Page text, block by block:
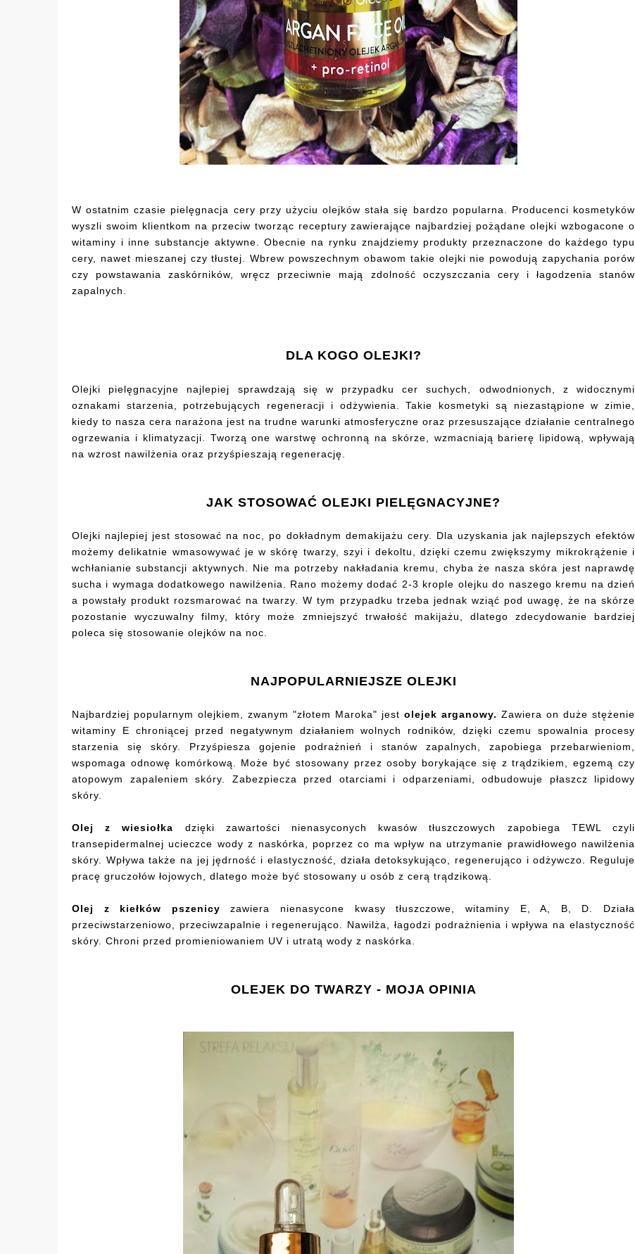
W ostatnim czasie pielęgnacja cery przy użyciu olejków stała się bardzo popularna. Producenci kosmetyków
wyszli swoim klientkom na przeciw tworząc receptury zawierające najbardziej pożądane olejki wzbogacone o
witaminy i inne substancje aktywne. Obecnie na rynku znajdziemy produkty przeznaczone do każdego typu
cery, nawet mieszanej czy tłustej. Wbrew powszechnym obawom takie olejki nie powodują zapychania porów
czy powstawania zaskórników, wręcz przeciwnie mają zdolność oczyszczania cery i łagodzenia stanów
zapalnych.
DLA KOGO OLEJKI?
Olejki pielęgnacyjne najlepiej sprawdzają się w przypadku cer suchych, odwodnionych, z widocznymi
oznakami starzenia, potrzebujących regeneracji i odżywienia. Takie kosmetyki są niezastąpione w zimie,
kiedy to nasza cera narażona jest na trudne warunki atmosferyczne oraz przesuszające działanie centralnego
ogrzewania i klimatyzacji. Tworzą one warstwę ochronną na skórze, wzmacniają barierę lipidową, wpływają
na wzrost nawilżenia oraz przyśpieszają regenerację.
JAK STOSOWAĆ OLEJKI PIELĘGNACYJNE?
Olejki najlepiej jest stosować na noc, po dokładnym demakijażu cery. Dla uzyskania jak najlepszych efektów
możemy delikatnie wmasowywać je w skórę twarzy, szyi i dekoltu, dzięki czemu zwiększymy mikrokrążenie i
wchłanianie substancji aktywnych. Nie ma potrzeby nakładania kremu, chyba że nasza skóra jest naprawdę
sucha i wymaga dodatkowego nawilżenia. Rano możemy dodać 2-3 krople olejku do naszego kremu na dzień
a powstały produkt rozsmarować na twarzy. W tym przypadku trzeba jednak wziąć pod uwagę, że na skórze
pozostanie wyczuwalny filmy, który może zmniejszyć trwałość makijażu, dlatego zdecydowanie bardziej
poleca się stosowanie olejków na noc.
NAJPOPULARNIEJSZE OLEJKI
Najbardziej popularnym olejkiem, zwanym "złotem Maroka" jest olejek arganowy. Zawiera on duże stężenie
witaminy E chroniącej przed negatywnym działaniem wolnych rodników, dzięki czemu spowalnia procesy
starzenia się skóry. Przyśpiesza gojenie podrażnień i stanów zapalnych, zapobiega przebarwieniom,
wspomaga odnowę komórkową. Może być stosowany przez osoby borykające się z trądzikiem, egzemą czy
atopowym zapaleniem skóry. Zabezpiecza przed otarciami i odparzeniami, odbudowuje płaszcz lipidowy
skóry.
Olej z wiesiołka dzięki zawartości nienasyconych kwasów tłuszczowych zapobiega TEWL czyli
transepidermalnej ucieczce wody z naskórka, poprzez co ma wpływ na utrzymanie prawidłowego nawilżenia
skóry. Wpływa także na jej jędrność i elastyczność, działa detoksykująco, regenerująco i odżywczo. Reguluje
pracę gruczołów łojowych, dlatego może być stosowany u osób z cerą trądzikową.
Olej z kiełków pszenicy zawiera nienasycone kwasy tłuszczowe, witaminy E, A, B, D. Działa
przeciwstarzeniowo, przeciwzapalnie i regenerująco. Nawilża, łagodzi podrażnienia i wpływa na elastyczność
skóry. Chroni przed promieniowaniem UV i utratą wody z naskórka.
OLEJEK DO TWARZY - MOJA OPINIA